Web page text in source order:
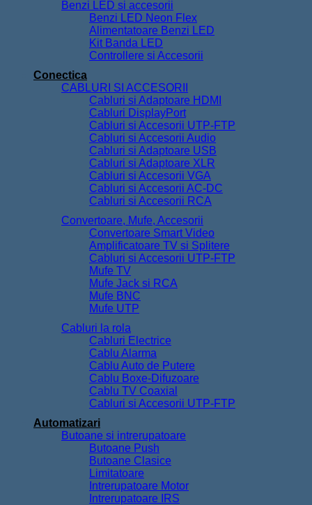
Benzi LED si accesorii
Benzi LED Neon Flex
Alimentatoare Benzi LED
Kit Banda LED
Controllere si Accesorii
Conectica
CABLURI SI ACCESORII
Cabluri si Adaptoare HDMI
Cabluri DisplayPort
Cabluri si Accesorii UTP-FTP
Cabluri si Accesorii Audio
Cabluri si Adaptoare USB
Cabluri si Adaptoare XLR
Cabluri si Accesorii VGA
Cabluri si Accesorii AC-DC
Cabluri si Accesorii RCA
Convertoare, Mufe, Accesorii
Convertoare Smart Video
Amplificatoare TV si Splitere
Cabluri si Accesorii UTP-FTP
Mufe TV
Mufe Jack si RCA
Mufe BNC
Mufe UTP
Cabluri la rola
Cabluri Electrice
Cablu Alarma
Cablu Auto de Putere
Cablu Boxe-Difuzoare
Cablu TV Coaxial
Cabluri si Accesorii UTP-FTP
Automatizari
Butoane si intrerupatoare
Butoane Push
Butoane Clasice
Limitatoare
Intrerupatoare Motor
Intrerupatoare IRS